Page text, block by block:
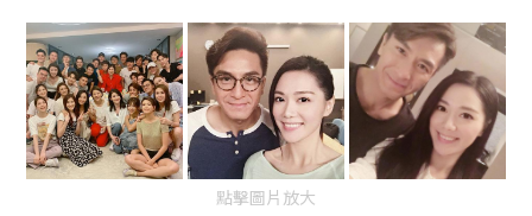
點擊圖片放大